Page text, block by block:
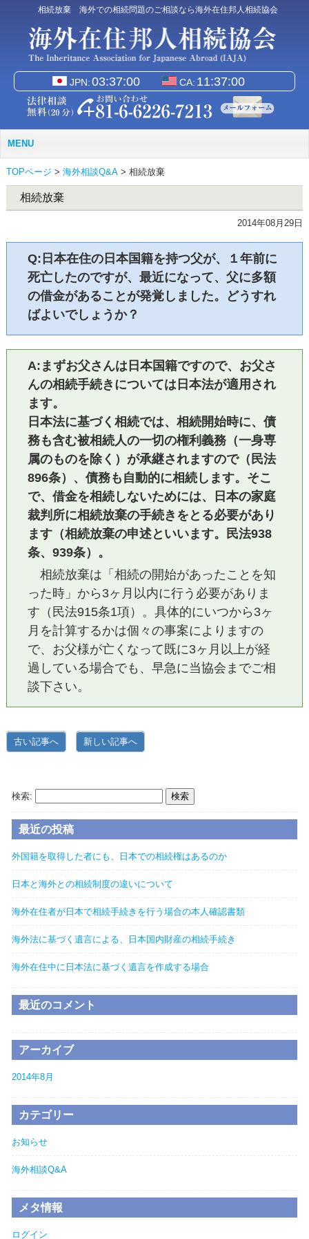
相続放棄 海外での相続問題のご相談なら海外在住邦人相続協会
JPN: CA:
MENU
TOPページ > 海外相談Q&A> 相続放棄
相続放棄
2014年08月29日
Q:日本在住の日本国籍を持つ父が、１年前に
死亡したのですが、最近になって、父に多額
の借金があることが発覚しました。どうすれ
ばよいでしょうか？
A:まずお父さんは日本国籍ですので、お父さ
んの相続手続きについては日本法が適用され
ます。
日本法に基づく相続では、相続開始時に、債
務も含む被相続人の一切の権利義務（一身専
属のものを除く）が承継されますので（民法
896条）、債務も自動的に相続します。そこ
で、借金を相続しないためには、日本の家庭
裁判所に相続放棄の手続きをとる必要があり
ます（相続放棄の申述といいます。民法938
条、939条）。
相続放棄は「相続の開始があったことを知
った時」から3ヶ月以内に行う必要がありま
す（民法915条1項）。具体的にいつから3ヶ
月を計算するかは個々の事案によりますの
で、お父様が亡くなって既に3ヶ月以上が経
過している場合でも、早急に当協会までご相
談下さい。
古い記事へ 新しい記事へ
検索:
最近の投稿
外国籍を取得した者にも、日本での相続権はあるのか
日本と海外との相続制度の違いについて
海外在住者が日本で相続手続きを行う場合の本人確認書類
海外法に基づく遺言による、日本国内財産の相続手続き
海外在住中に日本法に基づく遺言を作成する場合
最近のコメント
アーカイブ
2014年8月
カテゴリー
お知らせ
海外相談Q&A
メタ情報
ログイン